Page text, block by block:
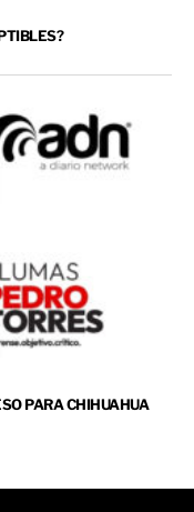
PARA CHIHUAHUA